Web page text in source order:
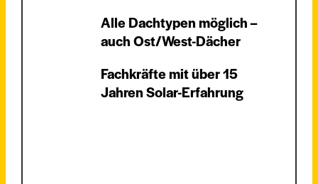
Alle Dachtypen möglich –
auch Ost/West-Dächer
Fachkräfte mit über 15
Jahren Solar-Erfahrung